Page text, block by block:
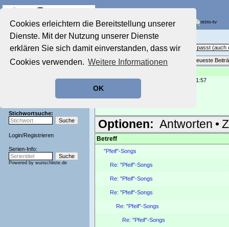
Cookies erleichtern die Bereitstellung unserer
Dienste. Mit der Nutzung unserer Dienste
erklären Sie sich damit einverstanden, dass wir
Cookies verwenden. Weitere Informationen
OK
Startseite
Aktuelles Forum
Film-Forum
Zeichentrick-Forum
Stichwortsuche:
Login/Registrieren
Serien-Info:
Powered by wunschliste.de
Sendeschluss!
Off Topic - Alles, was woanders nicht passt (auch
Themenübersicht • Neues Thema
Neueste
geschrieben von:
, 24.11.21 11:57
wie wäre der hier
Optionen: Antworten •
Betreff
"Pfeif"-Songs
Re: "Pfeif"-Songs
Re: "Pfeif"-Songs
Re: "Pfeif"-Songs
Re: "Pfeif"-Songs
Re: "Pfeif"-Songs